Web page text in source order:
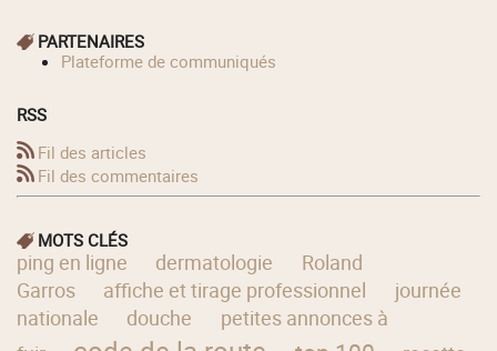
PARTENAIRES
Plateforme de communiqués
RSS
Fil des articles
Fil des commentaires
MOTS CLÉS
ping en ligne dermatologie
Roland
Garros
affiche et tirage professionnel
journée
nationale
douche
petites annonces à